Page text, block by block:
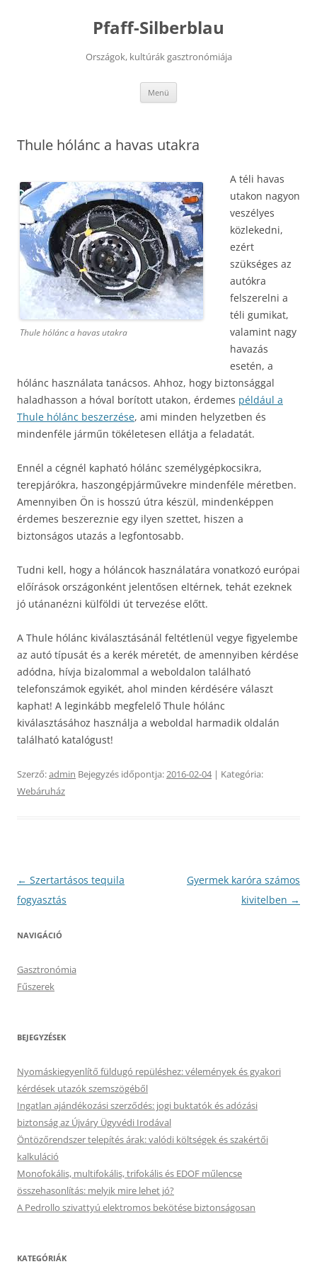
Pfaff-Silberblau
Országok, kultúrák gasztronómiája
Menü
Thule hólánc a havas utakra
Thule hólánc a havas utakra
A téli havas
utakon nagyon
veszélyes
közlekedni,
ezért
szükséges az
autókra
felszerelni a
téli gumikat,
valamint nagy
havazás
esetén, a
hólánc használata tanácsos. Ahhoz, hogy biztonsággal
haladhasson a hóval borított utakon, érdemes például a
Thule hólánc beszerzése, ami minden helyzetben és
mindenféle járműn tökéletesen ellátja a feladatát.
Ennél a cégnél kapható hólánc személygépkocsikra,
terepjárókra, haszongépjárművekre mindenféle méretben.
Amennyiben Ön is hosszú útra készül, mindenképpen
érdemes beszereznie egy ilyen szettet, hiszen a
biztonságos utazás a legfontosabb.
Tudni kell, hogy a hóláncok használatára vonatkozó európai
előírások országonként jelentősen eltérnek, tehát ezeknek
jó utánanézni külföldi út tervezése előtt.
A Thule hólánc kiválasztásánál feltétlenül vegye figyelembe
az autó típusát és a kerék méretét, de amennyiben kérdése
adódna, hívja bizalommal a weboldalon található
telefonszámok egyikét, ahol minden kérdésére választ
kaphat! A leginkább megfelelő Thule hólánc
kiválasztásához használja a weboldal harmadik oldalán
található katalógust!
Szerző:admin Bejegyzés időpontja:2016-02-04| Kategória:
Webáruház
Bejegyzés
navigáció
← Szertartásos tequila
fogyasztás
Gyermek karóra számos
kivitelben →
NAVIGÁCIÓ
Gasztronómia
Fűszerek
BEJEGYZÉSEK
Nyomáskiegyenlítő füldugó repüléshez: vélemények és gyakori
kérdések utazók szemszögéből
Ingatlan ajándékozási szerződés: jogi buktatók és adózási
biztonság az Újváry Ügyvédi Irodával
Öntözőrendszer telepítés árak: valódi költségek és szakértői
kalkuláció
Monofokális, multifokális, trifokális és EDOF műlencse
összehasonlítás: melyik mire lehet jó?
A Pedrollo szivattyú elektromos bekötése biztonságosan
KATEGÓRIÁK